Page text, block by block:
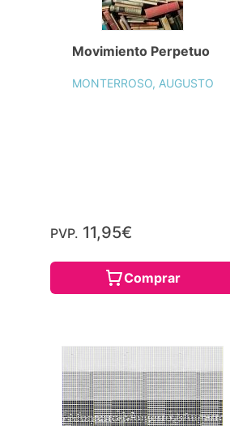
Movimiento Perpetuo
MONTERROSO, AUGUSTO
PVP. 11,95€
Comprar